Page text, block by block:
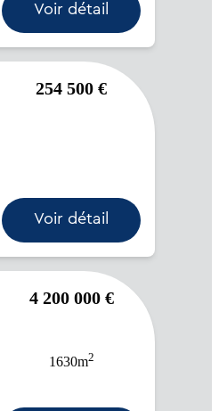
Voir détail
254 500 €
Voir détail
4 200 000 €
1630m2